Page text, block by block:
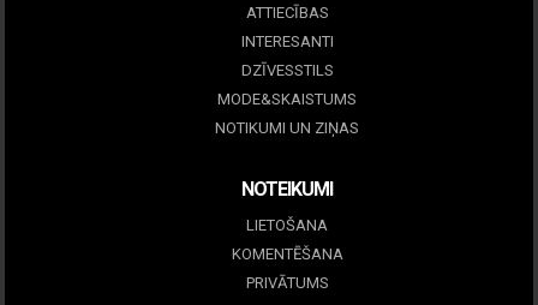
ATTIECĪBAS
INTERESANTI
DZĪVESSTILS
MODE&SKAISTUMS
NOTIKUMI UN ZIŅAS
NOTEIKUMI
LIETOŠANA
KOMENTĒŠANA
PRIVĀTUMS